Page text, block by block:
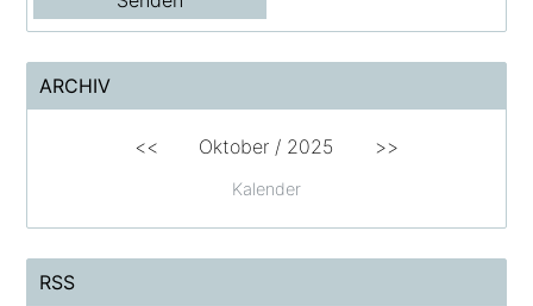
ARCHIV
Kalender
<< Oktober / 2025 >>
RSS